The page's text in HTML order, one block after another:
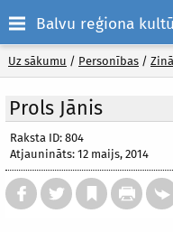
Balvu reģiona
Uz sākumu / Personības /
Prols Jānis
Raksta ID: 804
Atjaunināts: 12 maijs, 2014